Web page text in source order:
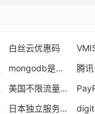
白丝云优惠码
mongodb是什么
腾
美国不限流量服务器
日本独立服务器有哪些